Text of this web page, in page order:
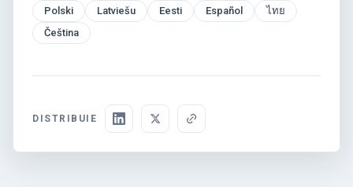
Polski
Latviešu Eesti Español
ไทย
Čeština
DISTRIBUIE